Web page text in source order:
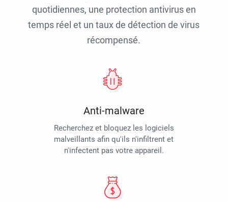
quotidiennes, une protection antivirus en
temps réel et un taux de détection de virus
récompensé.
Anti-malware
Recherchez et bloquez les logiciels
malveillants afin qu'ils n'infiltrent et
n'infectent pas votre appareil.